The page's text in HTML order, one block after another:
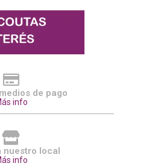
de pago
info
nuestro local
info